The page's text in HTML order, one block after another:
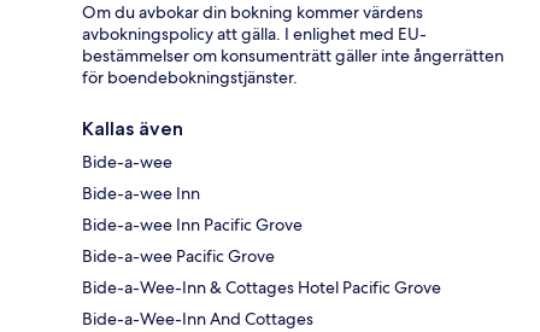
Om du avbokar din bokning kommer värdens
avbokningspolicy att gälla. I enlighet med EU-
bestämmelser om konsumenträtt gäller inte ångerrätten
för boendebokningstjänster.
Kallas även
Bide-a-wee
Bide-a-wee Inn
Bide-a-wee Inn Pacific Grove
Bide-a-wee Pacific Grove
Bide-a-Wee-Inn & Cottages Hotel Pacific Grove
Bide-a-Wee-Inn And Cottages